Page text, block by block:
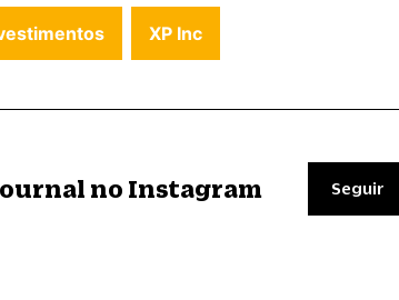
XP Inc
no Instagram Seguir